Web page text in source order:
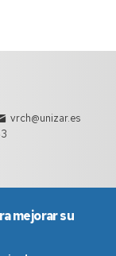
vrch@unizar.es
mejorar su